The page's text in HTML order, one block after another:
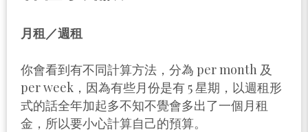
月租／週租
你會看到有不同計算方法，分為 per month 及
per week，因為有些月份是有 5 星期，以週租形
式的話全年加起多不知不覺會多出了一個月租
金，所以要小心計算自己的預算。